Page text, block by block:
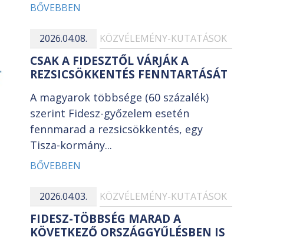
BŐVEBBEN
2026.04.08. KÖZVÉLEMÉNY-KUTATÁSOK
CSAK A FIDESZTŐL VÁRJÁK A
REZSICSÖKKENTÉS FENNTARTÁSÁT
A magyarok többsége (60 százalék)
szerint Fidesz-győzelem esetén
fennmarad a rezsicsökkentés, egy
Tisza-kormány...
BŐVEBBEN
2026.04.03. KÖZVÉLEMÉNY-KUTATÁSOK
FIDESZ-TÖBBSÉG MARAD A
KÖVETKEZŐ ORSZÁGGYŰLÉSBEN IS